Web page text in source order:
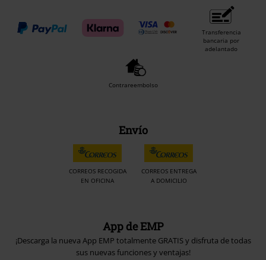
Transferencia
bancaria por
adelantado
Contrareembolso
Envío
CORREOS RECOGIDA
EN OFICINA
CORREOS ENTREGA
A DOMICILIO
App de EMP
¡Descarga la nueva App EMP totalmente GRATIS y disfruta de todas
sus nuevas funciones y ventajas!